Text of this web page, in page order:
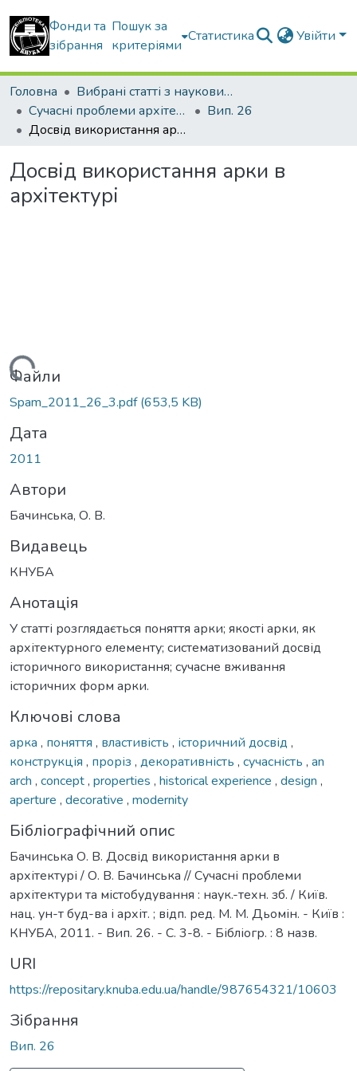
Фонди та
зібрання
Пошук за
критеріями
Статистика Увійти
Головна
Вибрані статті з наукових збірників КНУБА
Сучасні проблеми архітектури та містобудування
Вип. 26
Досвід використання арки в архітектурі
Досвід використання арки в
архітектурі
Вантажиться...
Файли
Spam_2011_26_3.pdf(653,5 KB)
Дата
2011
Автори
Бачинська, О. В.
Видавець
КНУБА
Анотація
У статті розглядається поняття арки; якості арки, як
архітектурного елементу; систематизований досвід
історичного використання; сучасне вживання
історичних форм арки.
Ключові слова
арка , поняття , властивість , історичний досвід ,
конструкція , проріз , декоративність , сучасність , an
arch , concept, properties , historical experience , design ,
aperture , decorativе , modernity
Бібліографічний опис
Бачинська О. В. Досвід використання арки в
архітектурі / О. В. Бачинська // Сучасні проблеми
архітектури та містобудування : наук.-техн. зб. / Київ.
нац. ун-т буд-ва і архіт. ; відп. ред. М. М. Дьомін. - Київ :
КНУБА, 2011. - Вип. 26. - С. 3-8. - Бібліогр. : 8 назв.
URI
https://repositary.knuba.edu.ua/handle/987654321/10603
Зібрання
Вип. 26